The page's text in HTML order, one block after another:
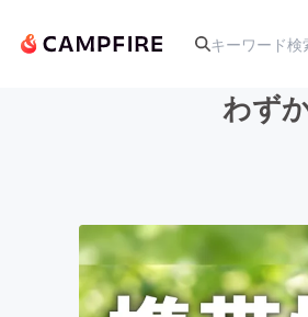
アート・写真
わず